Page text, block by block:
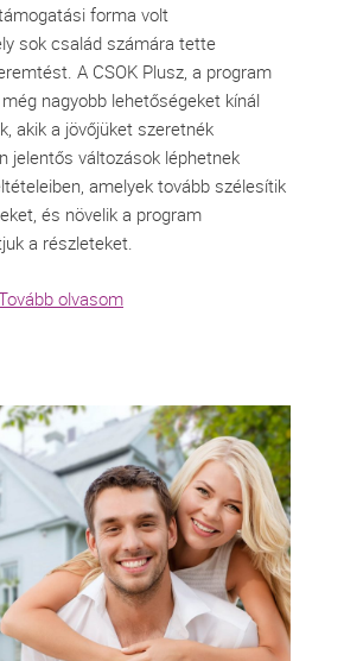
forma volt
sok család számára tette
A CSOK Plusz, a program
nagyobb lehetőségeket kínál
akik a jövőjüket szeretnék
jelentős változások léphetnek
amelyek tovább szélesítik
és növelik a program
a részleteket.
olvasom